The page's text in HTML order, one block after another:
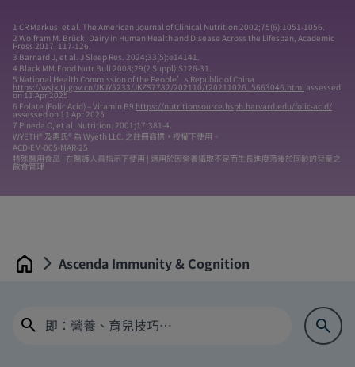
1 CR Markus, et al. The American Journal of Clinical Nutrition 2002;75(6):1051-1056.
2 Wolfram M. Brück, Dairy in Human Health and Disease Across the Lifespan, Academic
Press 2017, 117-126.
3 Barnard J, et al. J Sleep Res. 2024;33(5):e14141.
4 Black MM.Food Nutr Bull 2008;29(2 Suppl):S126-31.
5 National Health Commission of the People’s Republic of China
https://wsjk.tj.gov.cn/JKJY5233/JKZS7782/202110/t20211026_5663046.html assessed
on 11 Apr 2025
6 Folate (Folic Acid) – Vitamin B9 https://nutritionsource.hsph.harvard.edu/folic-acid/
assessed on 11 Apr 2025
7 Pineda O, et al. Nutrition. 2001;17:381-4.
WYETH® 及惠氏® 為 Wyeth LLC. 之註冊商標，授權下使用。
ACD-EM-005-MAR-25
特殊醫用食品 | 在醫護人員指示下使用 | 適用於因營養攝取不足而生長進度落後於同齡的兒童之
飲食管理
Home Ascenda Immunity & Cognition